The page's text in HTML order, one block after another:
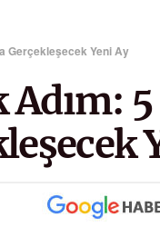
Gerçekleşecek Yeni Ay